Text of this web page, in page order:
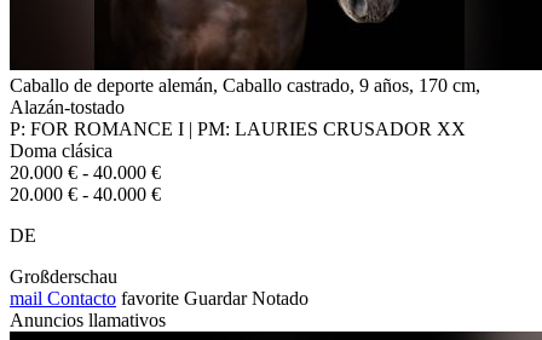
Caballo de deporte alemán, Caballo castrado, 9 años, 170 cm,
Alazán-tostado
P: FOR ROMANCE I | PM: LAURIES CRUSADOR XX
Doma clásica
20.000 € - 40.000 €
20.000 € - 40.000 €
DE
Großderschau
mail Contacto favorite Guardar Notado
Anuncios llamativos